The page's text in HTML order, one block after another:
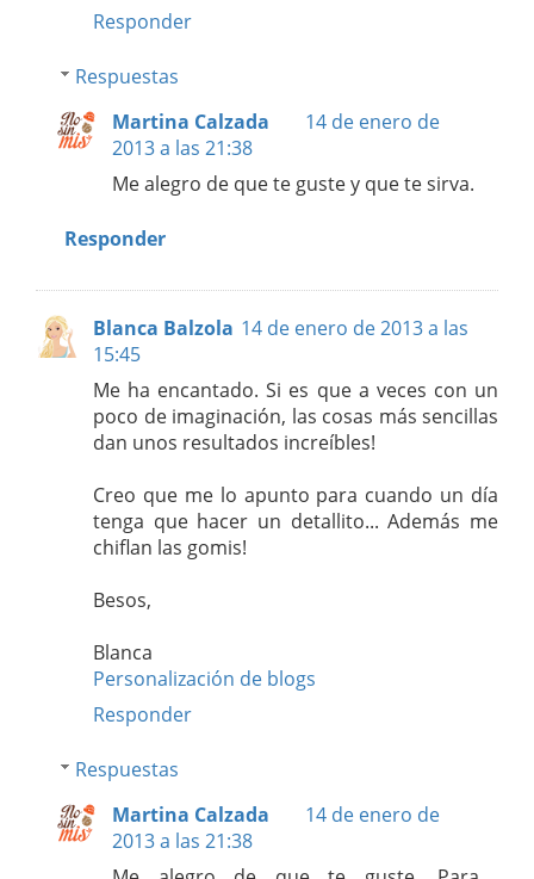
Responder
Respuestas
Martina Calzada
14 de enero de
2013 a las 21:38
Me alegro de que te guste y que te sirva.
Responder
Blanca Balzola 14 de enero de 2013 a las
15:45
Me ha encantado. Si es que a veces con un
poco de imaginación, las cosas más sencillas
dan unos resultados increíbles!
Creo que me lo apunto para cuando un día
tenga que hacer un detallito... Además me
chiflan las gomis!
Besos,
Blanca
Personalización de blogs
Responder
Respuestas
Martina Calzada
14 de enero de
2013 a las 21:38